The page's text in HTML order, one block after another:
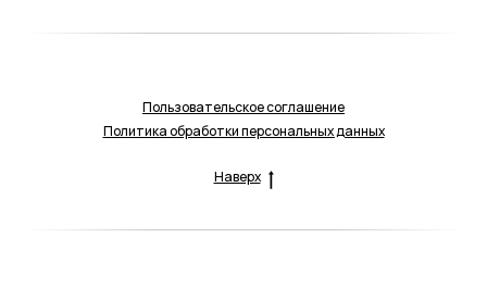
Пользовательское соглашение
Политика обработки персональных данных
Наверх